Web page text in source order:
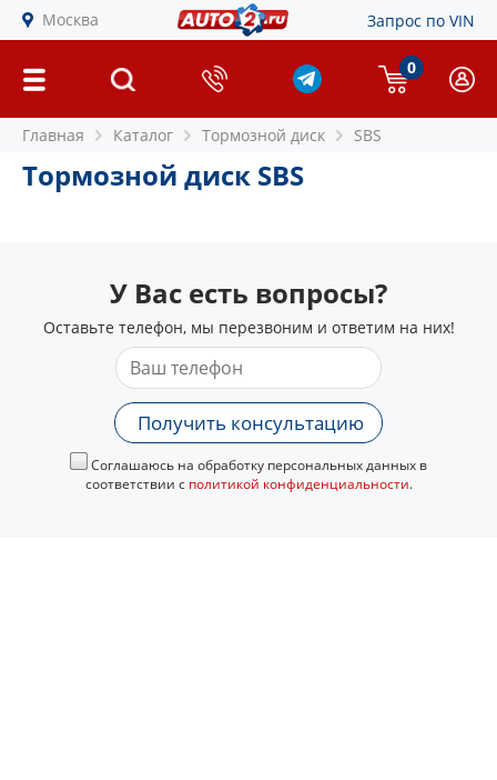
Москва Запрос по VIN
0
Главная Каталог Тормозной диск SBS
Тормозной диск SBS
У Вас есть вопросы?
Оставьте телефон, мы перезвоним и ответим на них!
Получить консультацию
Соглашаюсь на обработку персональных данных в
соответствии с политикой конфиденциальности.